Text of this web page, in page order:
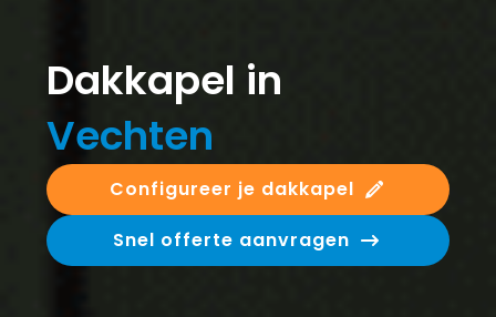
Dakkapel in
Vechten
Configureer je dakkapel
Snel offerte aanvragen